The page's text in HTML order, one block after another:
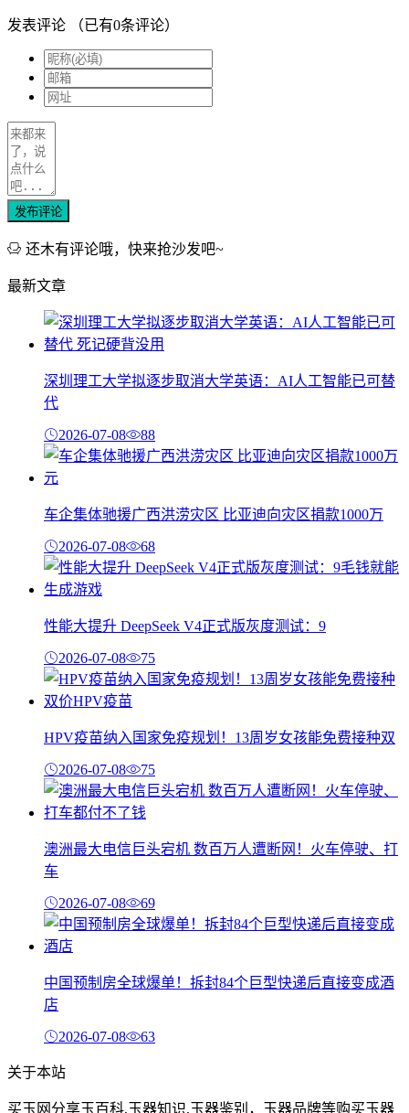
发表评论 （已有0条评论）
发布评论
还木有评论哦，快来抢沙发吧~
最新文章
深圳理工大学拟逐步取消大学英语：AI人工智能已可替
代
2026-07-08 88
车企集体驰援广西洪涝灾区 比亚迪向灾区捐款1000万
2026-07-08 68
性能大提升 DeepSeek V4正式版灰度测试：9
2026-07-08 75
HPV疫苗纳入国家免疫规划！13周岁女孩能免费接种双
2026-07-08 75
澳洲最大电信巨头宕机 数百万人遭断网！火车停驶、打
车
2026-07-08 69
中国预制房全球爆单！拆封84个巨型快递后直接变成酒
店
2026-07-08 63
关于本站
买玉网分享玉百科,玉器知识,玉器鉴别，玉器品牌等购买玉器